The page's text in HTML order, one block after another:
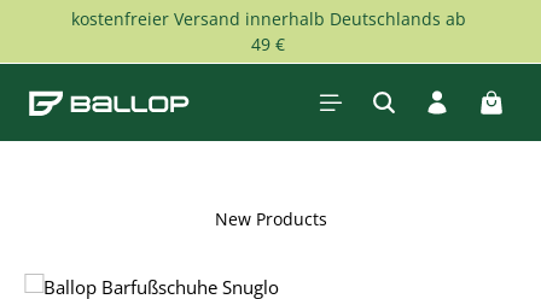
Skip to main content
kostenfreier Versand innerhalb Deutschlands ab
49 €
New Products
Skip image gallery